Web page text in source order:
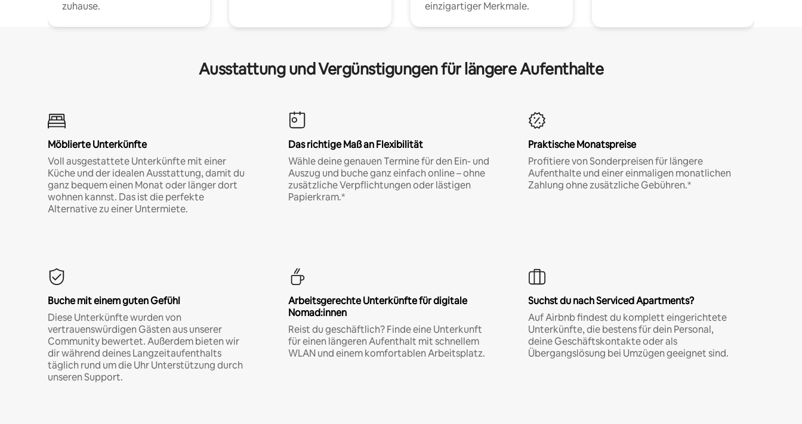
zuhause.
einzigartiger Merkmale.
Ausstattung und Vergünstigungen für längere Aufenthalte
Möblierte Unterkünfte
Voll ausgestattete Unterkünfte mit einer
Küche und der idealen Ausstattung, damit du
ganz bequem einen Monat oder länger dort
wohnen kannst. Das ist die perfekte
Alternative zu einer Untermiete.
Das richtige Maß an Flexibilität
Wähle deine genauen Termine für den Ein- und
Auszug und buche ganz einfach online – ohne
zusätzliche Verpflichtungen oder lästigen
Papierkram.*
Praktische Monatspreise
Profitiere von Sonderpreisen für längere
Aufenthalte und einer einmaligen monatlichen
Zahlung ohne zusätzliche Gebühren.*
Buche mit einem guten Gefühl
Diese Unterkünfte wurden von
vertrauenswürdigen Gästen aus unserer
Community bewertet. Außerdem bieten wir
dir während deines Langzeitaufenthalts
täglich rund um die Uhr Unterstützung durch
unseren Support.
Arbeitsgerechte Unterkünfte für digitale
Nomad:innen
Reist du geschäftlich? Finde eine Unterkunft
für einen längeren Aufenthalt mit schnellem
WLAN und einem komfortablen Arbeitsplatz.
Suchst du nach Serviced Apartments?
Auf Airbnb findest du komplett eingerichtete
Unterkünfte, die bestens für dein Personal,
deine Geschäftskontakte oder als
Übergangslösung bei Umzügen geeignet sind.